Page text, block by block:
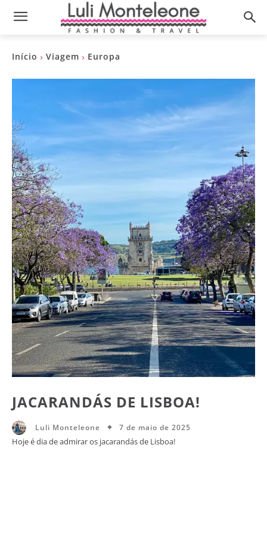
Início Viagem Europa
JACARANDÁS DE LISBOA!
Luli Monteleone 7 de maio de 2025
Hoje é dia de admirar os jacarandás de Lisboa!